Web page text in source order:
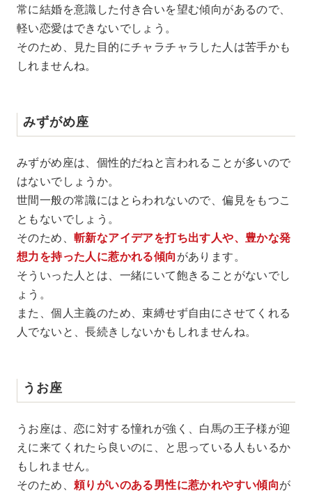
常に結婚を意識した付き合いを望む傾向があるので、
軽い恋愛はできないでしょう。
そのため、見た目的にチャラチャラした人は苦手かも
しれませんね。
みずがめ座
みずがめ座は、個性的だねと言われることが多いので
はないでしょうか。
世間一般の常識にはとらわれないので、偏見をもつこ
ともないでしょう。
そのため、 斬新なアイデアを打ち出す人や、豊かな発
想力を持った人に惹かれる傾向があります。
そういった人とは、一緒にいて飽きることがないでし
ょう。
また、個人主義のため、束縛せず自由にさせてくれる
人でないと、長続きしないかもしれませんね。
うお座
うお座は、恋に対する憧れが強く、白馬の王子様が迎
えに来てくれたら良いのに、と思っている人もいるか
もしれません。
そのため、 頼りがいのある男性に惹かれやすい傾向が